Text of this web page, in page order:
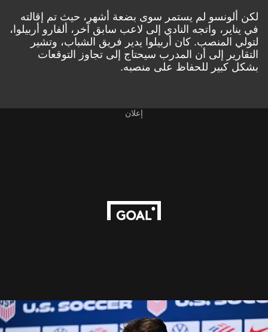
لكن ألونسو لم يستمر سوى بضعة أشهر، حيث تم إقالته
في يناير، واتجه النادي إلى لاعب سابق آخر، ألفارو أربيلوا،
لتولي المنصب. كان أربيلوا يدير فريق الشباب، وتشير
التقارير إلى أن المدرب سيحتاج إلى تجاوز التوقعات
بشكل كبير للحفاظ على منصبه.
إعلان